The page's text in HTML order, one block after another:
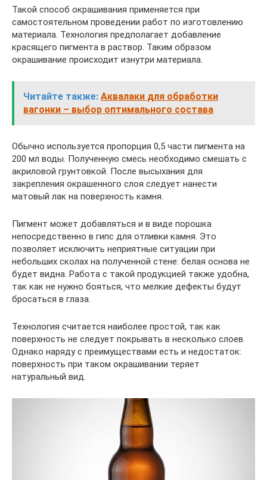
Такой способ окрашивания применяется при
самостоятельном проведении работ по изготовлению
материала. Технология предполагает добавление
красящего пигмента в раствор. Таким образом
окрашивание происходит изнутри материала.
Читайте также: Аквалаки для обработки
вагонки – выбор оптимального состава
Обычно используется пропорция 0,5 части пигмента на
200 мл воды. Полученную смесь необходимо смешать с
акриловой грунтовкой. После высыхания для
закрепления окрашенного слоя следует нанести
матовый лак на поверхность камня.
Пигмент может добавляться и в виде порошка
непосредственно в гипс для отливки камня. Это
позволяет исключить неприятные ситуации при
небольших сколах на полученной стене: белая основа не
будет видна. Работа с такой продукцией также удобна,
так как не нужно бояться, что мелкие дефекты будут
бросаться в глаза.
Технология считается наиболее простой, так как
поверхность не следует покрывать в несколько слоев.
Однако наряду с преимуществами есть и недостаток:
поверхность при таком окрашивании теряет
натуральный вид.